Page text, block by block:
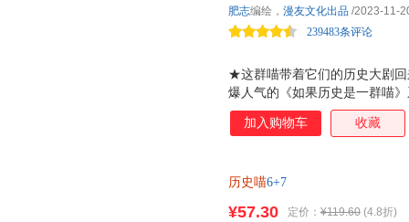
清晰。 ★喵咪化身大场面主角
金和精细压纹
★这群喵带着它们的历史大剧
爆人气的《如果历史是一群喵
烈烈的起义后，明朝该如何延
朝前半段的风云变幻！ ★为什
澜壮阔的历史。 ★ 力求严谨有
239483条评论
肥志编绘， 漫友文化出品 /2023-11-
加入购物车 收藏
历史喵6+7
¥57.30 定价： ¥119.60 (4.8折)